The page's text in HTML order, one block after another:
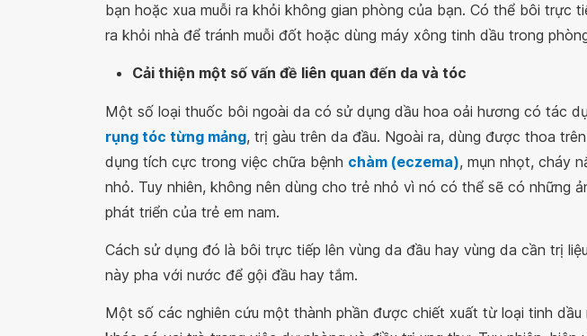
bạn hoặc xua muỗi ra khỏi không gian phòng của bạn. Có thể bôi trực
ra khỏi nhà để tránh muỗi đốt hoặc dùng máy xông tinh dầu trong
Cải thiện một số vấn đề liên quan đến da và tóc
Một số loại thuốc bôi ngoài da có sử dụng dầu hoa oải hương có tác
rụng tóc từng mảng, trị gàu trên da đầu. Ngoài ra, dùng được thoa
dụng tích cực trong việc chữa bệnh chàm (eczema), mụn nhọt, cháy
nhỏ. Tuy nhiên, không nên dùng cho trẻ nhỏ vì nó có thể sẽ có những
phát triển của trẻ em nam.
Cách sử dụng đó là bôi trực tiếp lên vùng da đầu hay vùng da cần trị
này pha với nước để gội đầu hay tắm.
Một số các nghiên cứu một thành phần được chiết xuất từ loại tinh